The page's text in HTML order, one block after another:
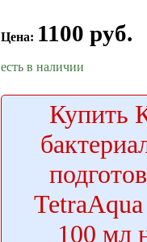
Цена: 1100 руб.
есть в наличии
Купить
100 мл